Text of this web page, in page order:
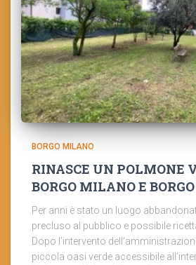
BORGO MILANO
RINASCE UN POLMONE
BORGO MILANO E
Per anni è stato un luogo
precluso al pubblico e possibile
Dopo l’intervento
piccola oasi verde accessibile